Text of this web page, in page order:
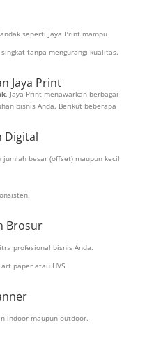
seperti Jaya Print mampu
tanpa mengurangi kualitas.
Jaya Print
, Jaya Print menawarkan berbagai
bisnis Anda. Berikut beberapa
Digital
besar (offset) maupun kecil
Brosur
profesional bisnis Anda.
paper atau HVS.
indoor maupun outdoor.